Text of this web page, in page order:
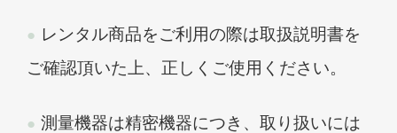
レンタル商品をご利用の際は取扱説明書を
ご確認頂いた上、正しくご使用ください。
測量機器は精密機器につき、取り扱いには